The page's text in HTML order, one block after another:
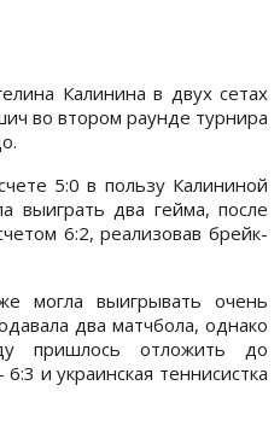
Калинина в двух сетах
во втором раунде турнира
5:0 в пользу Калининой
выиграть два гейма, после
6:2, реализовав брейк-
могла выигрывать очень
два матчбола, однако
пришлось отложить до
и украинская теннисистка